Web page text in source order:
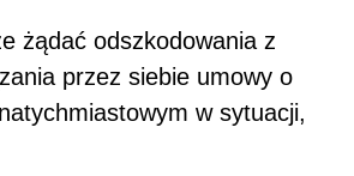
żądać odszkodowania z
przez siebie umowy o
w sytuacji,